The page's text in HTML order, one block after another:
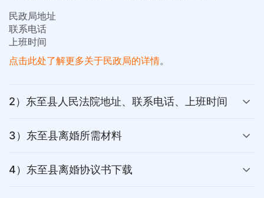
民政局地址
联系电话
上班时间
点击此处了解更多关于民政局的详情。
2）东至县人民法院地址、联系电话、上班时间
3）东至县离婚所需材料
4）东至县离婚协议书下载